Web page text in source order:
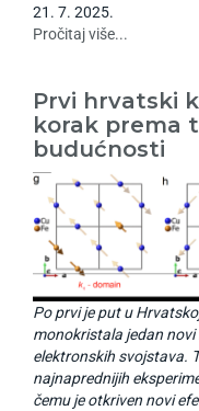
21 . 7. 2025.
Pročitaj više...
Prvi hrvatski
korak prema
budućnosti
Po prvi je put u
monokristala jedan
elektronskih svojstava.
najnaprednijih
čemu je otkriven novi